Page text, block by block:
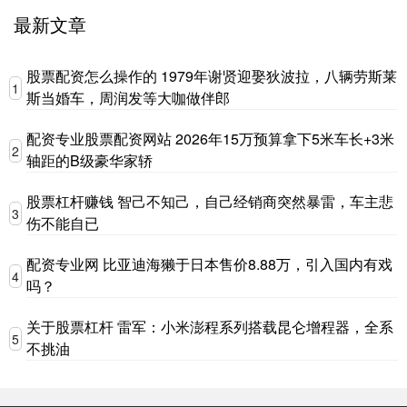
最新文章
1
股票配资怎么操作的 1979年谢贤迎娶狄波拉，八辆劳斯莱
斯当婚车，周润发等大咖做伴郎
2
配资专业股票配资网站 2026年15万预算拿下5米车长+3米
轴距的B级豪华家轿
3
股票杠杆赚钱 智己不知己，自己经销商突然暴雷，车主悲
伤不能自已
4
配资专业网 比亚迪海獭于日本售价8.88万，引入国内有戏
吗？
5
关于股票杠杆 雷军：小米澎程系列搭载昆仑增程器，全系
不挑油